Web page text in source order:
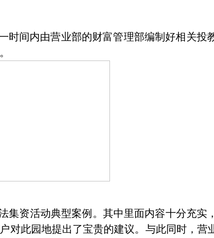
间内由营业部的财富管理部编制好相关投
集资活动典型案例。其中里面内容十分充实
对此园地提出了宝贵的建议。与此同时， 营